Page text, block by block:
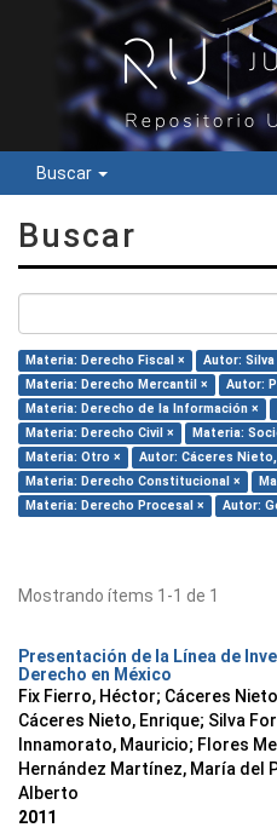
Buscar
Buscar
Materia: Derecho Fiscal ×
Autor: Silva
Materia: Derecho Mercantil ×
Autor:
Materia: Derecho de la Información ×
Materia: Derecho Civil ×
Materia:
Materia: Otro ×
Autor: Cáceres Nieto,
Materia: Derecho Constitucional ×
Materia: Derecho Procesal ×
Autor:
Mostrando ítems 1-1 de 1
Presentación de la Línea de
Derecho en México
Fix Fierro, Héctor; Cáceres
Cáceres Nieto, Enrique; Silva
Innamorato, Mauricio; Flores
Hernández Martínez, María del
Alberto
2011